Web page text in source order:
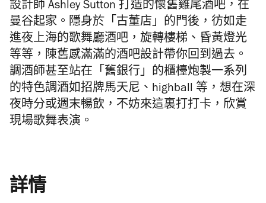
設計師 Ashley Sutton 打造的懷舊雞尾酒吧，在
曼谷起家。隱身於「古董店」的門後，彷如走
進夜上海的歌舞廳酒吧，旋轉樓梯、昏黃燈光
等等，陳舊感滿滿的酒吧設計帶你回到過去。
調酒師甚至站在「舊銀行」的櫃檯炮製一系列
的特色調酒如招牌馬天尼、highball 等，想在深
夜時分或週末暢飲，不妨來這裏打打卡，欣賞
現場歌舞表演。
詳情